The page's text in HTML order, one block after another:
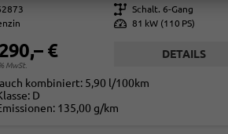
Getriebe Schalt. 6-Gang
Leistung 81 kW (110 PS)
€
MwSt.
DETAILS
kombiniert: 5,90 l/100km
D
135,00 g/km